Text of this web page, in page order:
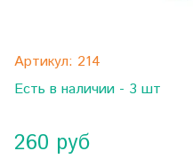
Артикул: 214
Есть в наличии - 3 шт
260 руб